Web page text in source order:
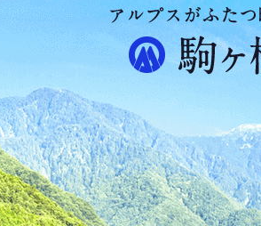
ア
ル
た
つ
映
え
る
ま
ち